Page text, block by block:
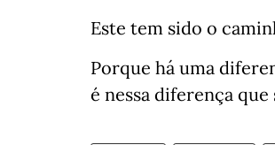
Este tem sido o
Porque há uma
é nessa diferença